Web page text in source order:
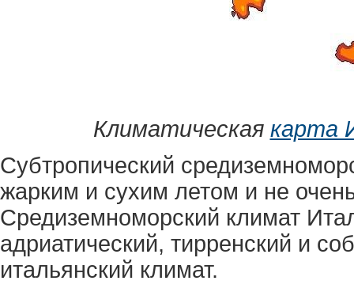
Климатическая карта
Субтропический
жарким и сухим летом и не
Средиземноморский климат
адриатический, тирренский и
итальянский климат.